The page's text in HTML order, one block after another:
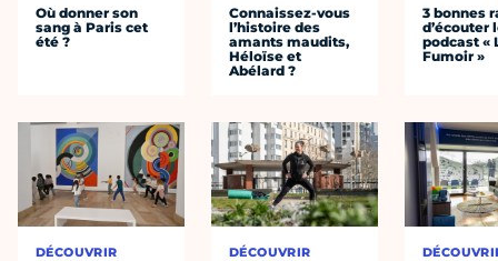
Où donner son
sang à Paris cet
été ?
DÉCOUVRIR
Connaissez-vous
l’histoire des
amants maudits,
Héloïse et
Abélard ?
DÉCOUVRIR
3 bonnes
d’écouter
podcast «
Fumoir »